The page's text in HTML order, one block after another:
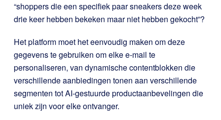
“shoppers die een specifiek paar sneakers deze week
drie keer hebben bekeken maar niet hebben gekocht”?
Het platform moet het eenvoudig maken om deze
gegevens te gebruiken om elke e-mail te
personaliseren, van dynamische contentblokken die
verschillende aanbiedingen tonen aan verschillende
segmenten tot AI-gestuurde productaanbevelingen die
uniek zijn voor elke ontvanger.